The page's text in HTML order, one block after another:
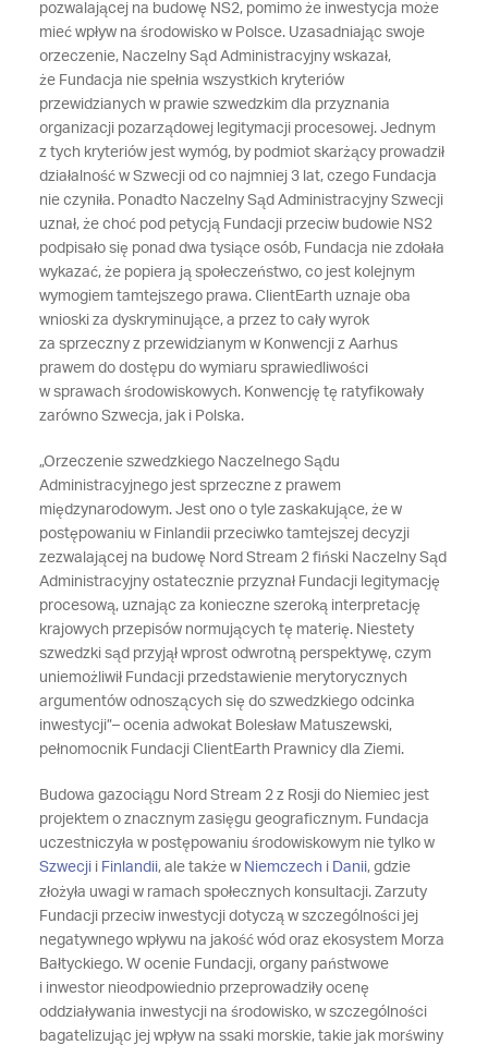
pozwalającej na budowę NS2, pomimo że inwestycja może
mieć wpływ na środowisko w Polsce. Uzasadniając swoje
orzeczenie, Naczelny Sąd Administracyjny wskazał,
że Fundacja nie spełnia wszystkich kryteriów
przewidzianych w prawie szwedzkim dla przyznania
organizacji pozarządowej legitymacji procesowej. Jednym
z tych kryteriów jest wymóg, by podmiot skarżący prowadził
działalność w Szwecji od co najmniej 3 lat, czego Fundacja
nie czyniła. Ponadto Naczelny Sąd Administracyjny Szwecji
uznał, że choć pod petycją Fundacji przeciw budowie NS2
podpisało się ponad dwa tysiące osób, Fundacja nie zdołała
wykazać, że popiera ją społeczeństwo, co jest kolejnym
wymogiem tamtejszego prawa. ClientEarth uznaje oba
wnioski za dyskryminujące, a przez to cały wyrok
za sprzeczny z przewidzianym w Konwencji z Aarhus
prawem do dostępu do wymiaru sprawiedliwości
w sprawach środowiskowych. Konwencję tę ratyfikowały
zarówno Szwecja, jak i Polska.
„Orzeczenie szwedzkiego Naczelnego Sądu
Administracyjnego jest sprzeczne z prawem
międzynarodowym. Jest ono o tyle zaskakujące, że w
postępowaniu w Finlandii przeciwko tamtejszej decyzji
zezwalającej na budowę Nord Stream 2 fiński Naczelny Sąd
Administracyjny ostatecznie przyznał Fundacji legitymację
procesową, uznając za konieczne szeroką interpretację
krajowych przepisów normujących tę materię. Niestety
szwedzki sąd przyjął wprost odwrotną perspektywę, czym
uniemożliwił Fundacji przedstawienie merytorycznych
argumentów odnoszących się do szwedzkiego odcinka
inwestycji”– ocenia adwokat Bolesław Matuszewski,
pełnomocnik Fundacji ClientEarth Prawnicy dla Ziemi.
Budowa gazociągu Nord Stream 2 z Rosji do Niemiec jest
projektem o znacznym zasięgu geograficznym. Fundacja
uczestniczyła w postępowaniu środowiskowym nie tylko w
Szwecjii Finlandii, ale także w Niemczech i Danii, gdzie
złożyła uwagi w ramach społecznych konsultacji. Zarzuty
Fundacji przeciw inwestycji dotyczą w szczególności jej
negatywnego wpływu na jakość wód oraz ekosystem Morza
Bałtyckiego. W ocenie Fundacji, organy państwowe
i inwestor nieodpowiednio przeprowadziły ocenę
oddziaływania inwestycji na środowisko, w szczególności
bagatelizując jej wpływ na ssaki morskie, takie jak morświny